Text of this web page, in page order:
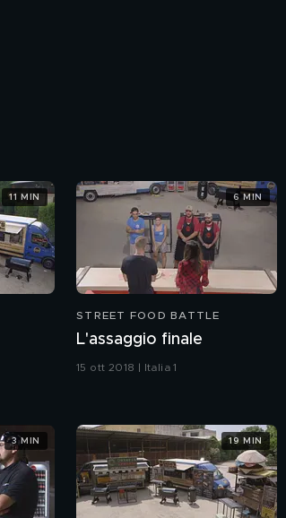
11 MIN
STREET FOOD BATTLE
L'assaggio finale
15 ott 2018 | Italia 1
6 MIN
3 MIN 19 MIN